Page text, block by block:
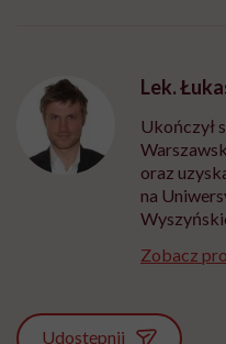
Lek.
Ukończył
oraz
na
Zobacz
Udostępnij